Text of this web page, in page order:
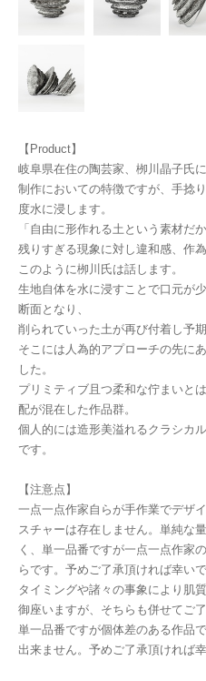
【Product】
岐阜県在住の陶芸家、栁川晶子氏
制作においての特徴ですが、手捻
度水に浸します。
「自由に形作れる土という素材だ
残りすぎる現象に対し違和感、作
このように栁川氏は話します。
生地自体を水に浸すことで口元が
断面となり、
削られていった土が再び付着し予
そこには人為的アプローチの先に
した。
プリミティブ且つ柔和な佇まいと
配が混在した作品群。
個人的には造形美溢れるクラシカ
です。
【注意点】
一点一点作家自らが手作業でデザ
スチャーは存在しません。単純な
く、単一品番ですが一点一点作家
らです。予めご了承頂ければ幸い
タイミングや諸々の事象により肌
御座いますが、そちらも併せてご
単一品番ですが個体差のある作品
出来ません。予めご了承頂ければ幸